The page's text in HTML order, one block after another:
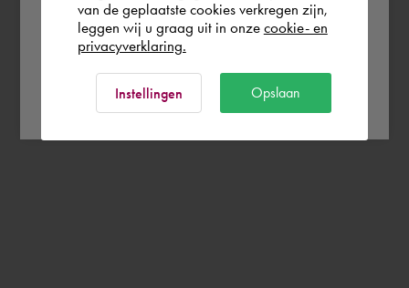
Rest of the world
van de geplaatste cookies verkregen zijn,
leggen wij u graag uit in onze cookie- en
privacyverklaring.
Instellingen Opslaan